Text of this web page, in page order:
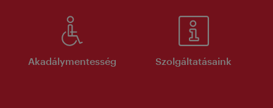
Akadálymentesség Szolgáltatásaink